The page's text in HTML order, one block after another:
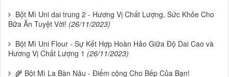
Bột Mì Uni dai trung 2 - Hương Vị Chất Lượng, Sức Khỏe Cho
Bữa Ăn Tuyệt Vời! (26/11/2023)
Bột Mì Uni Flour - Sự Kết Hợp Hoàn Hảo Giữa Độ Dai Cao và
Hương Vị Chất Lượng 1 (26/11/2023)
🌾 Bột Mì La Bàn Nâu - Điểm cộng Cho Bếp Của Bạn!